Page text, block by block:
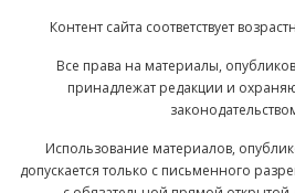
Контент сайта соответствует
Все права на материалы,
принадлежат редакции и
Использование материалов,
допускается только с письменного